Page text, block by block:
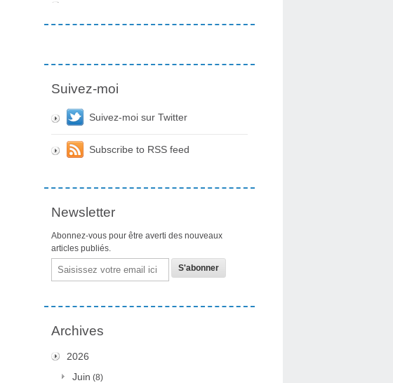
Suivez-moi
Suivez-moi sur Twitter
Subscribe to RSS feed
Newsletter
Abonnez-vous pour être averti des nouveaux
articles publiés.
Email
Archives
2026
Juin (8)